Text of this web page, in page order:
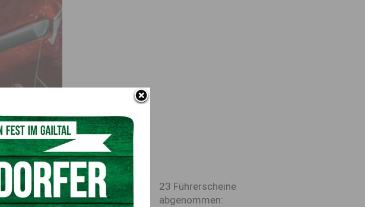
Symbolfoto Pixabay
und
23 Führerscheine
abgenommen: